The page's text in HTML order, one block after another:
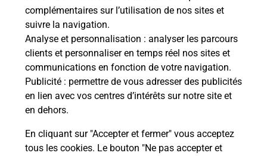
complémentaires sur l’utilisation de nos sites et
suivre la navigation.
Analyse et personnalisation : analyser les parcours
clients et personnaliser en temps réel nos sites et
communications en fonction de votre navigation.
Publicité : permettre de vous adresser des publicités
en lien avec vos centres d’intérêts sur notre site et
en dehors.
En cliquant sur "Accepter et fermer" vous acceptez
tous les cookies. Le bouton "Ne pas accepter et
Vous recherchez un smartphone pas cher proche
de chez vous ? Découvrez notre offre de
téléphones iPhone Apple dans vos bureaux de
Poste à MONTPELLIER ANTIGONE (34000) !
En savoir plus
Questions fréquemment posées